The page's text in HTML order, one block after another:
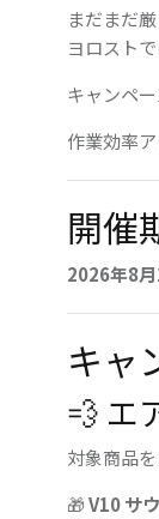
まだまだ
ヨロスト
キャンペ
作業効率
開催
2026年8
キャ
💨 エ
対象商品
🎁V10 サ